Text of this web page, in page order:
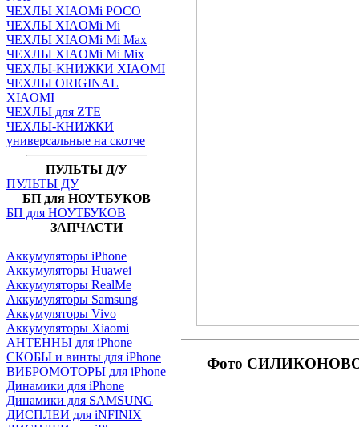
ЧЕХЛЫ XIAOMi POCO
ЧЕХЛЫ XIAOMi Mi
ЧЕХЛЫ XIAOMi Mi Max
ЧЕХЛЫ XIAOMi Mi Mix
ЧЕХЛЫ-КНИЖКИ XIAOMI
ЧЕХЛЫ ORIGINAL
XIAOMI
ЧЕХЛЫ для ZTE
ЧЕХЛЫ-КНИЖКИ
универсальные на скотче
ПУЛЬТЫ Д/У
ПУЛЬТЫ ДУ
БП для НОУТБУКОВ
БП для НОУТБУКОВ
ЗАПЧАСТИ
Аккумуляторы iPhone
Аккумуляторы Huawei
Аккумуляторы RealMe
Аккумуляторы Samsung
Аккумуляторы Vivo
Аккумуляторы Xiaomi
АНТЕННЫ для iPhone
СКОБЫ и винты для iPhone
ВИБРОМОТОРЫ для iPhone
Динамики для iPhone
Динамики для SAMSUNG
ДИСПЛЕИ для iNFINIX
Фото